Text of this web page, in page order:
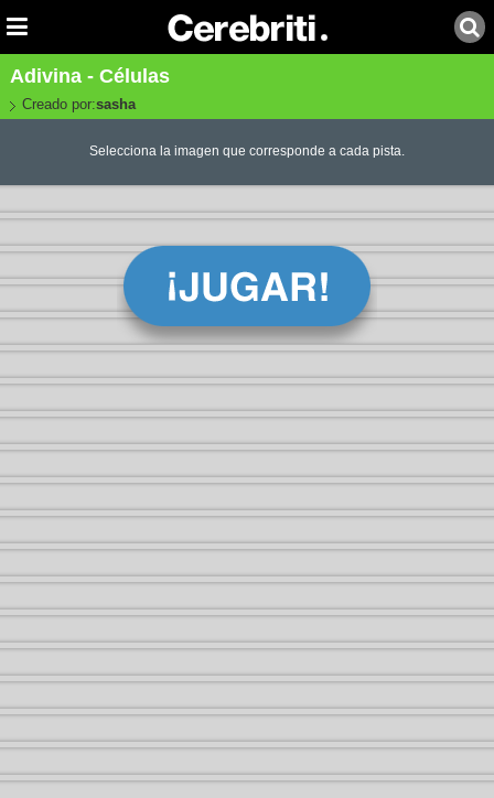
Adivina - Células
Creado por:sasha
Selecciona la imagen que corresponde a cada pista.